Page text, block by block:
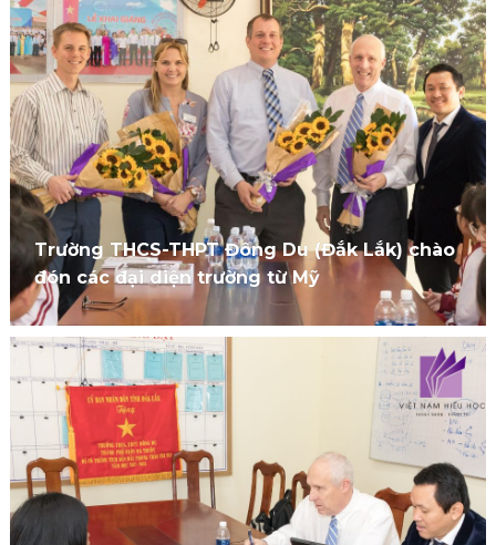
Trường THCS-THPT Đông Du (Đắk Lắk) chào
đón các đại diện trường từ Mỹ